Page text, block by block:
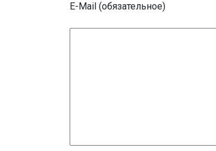
E-Mail (обязательное)